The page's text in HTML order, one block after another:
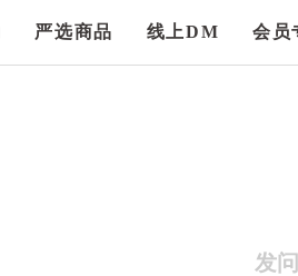
严选商品 线上DM 会员
发